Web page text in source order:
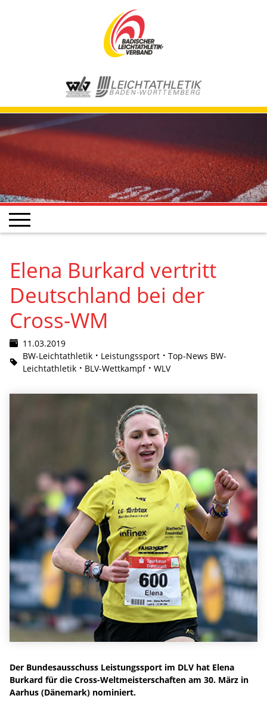
Elena Burkard vertritt
Deutschland bei der
Cross-WM
11.03.2019
BW-Leichtathletik
Leistungssport
Top-News BW-
Leichtathletik
BLV-Wettkampf WLV
Der Bundesausschuss Leistungssport im DLV hat Elena
Burkard für die Cross-Weltmeisterschaften am 30. März in
Aarhus (Dänemark) nominiert.